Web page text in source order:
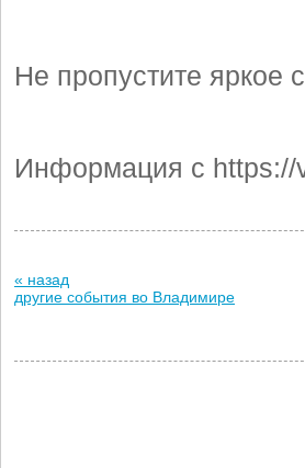
Не пропустите яркое
Информация с https://
« назад
другие события во Владимире